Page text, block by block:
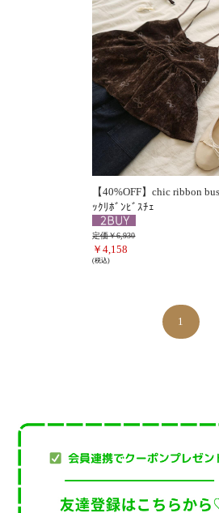
【40%OFF】chic ribbon
ｯｸﾘﾎﾞﾝﾋﾞｽﾁｪ
定価￥6,930
￥4,158
(税込)
1